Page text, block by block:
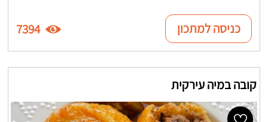
כניסה למתכון 7394
קובה במיה עירקית